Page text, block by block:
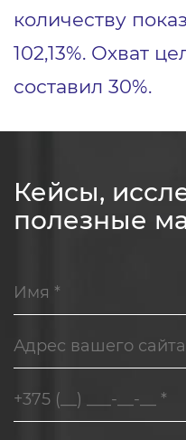
количеству
102,13%. Охват
составил 30%.
Кейсы,
полезные